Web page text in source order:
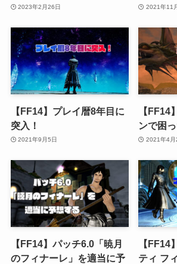
2023年2月26日 2021年11
【FF14】プレイ暦8年目に
突入！
2021年9月5日
【FF14
ンで困
2021年4月
【FF14】パッチ6.0「暁月
のフィナーレ」を適当に予
【FF14
ティ フ